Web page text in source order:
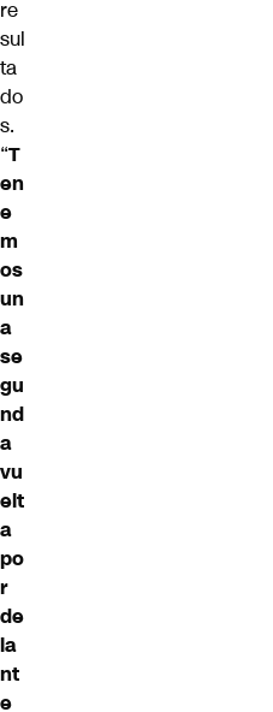
re
sul
ta
do
s.
“T
en
e
m
os
un
a
se
gu
nd
a
vu
elt
a
po
r
de
la
nt
e